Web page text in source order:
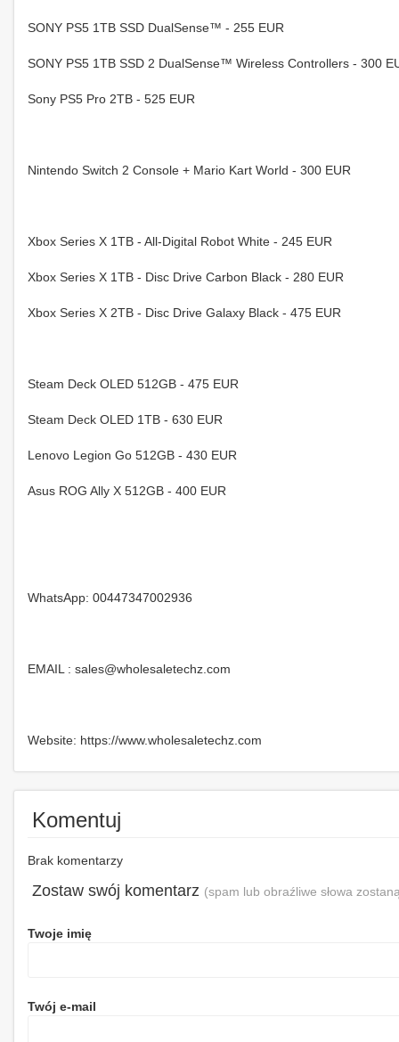
SONY PS5 1TB SSD DualSense™ - 255 EUR
SONY PS5 1TB SSD 2 DualSense™ Wireless Controllers - 300
Sony PS5 Pro 2TB - 525 EUR
Nintendo Switch 2 Console + Mario Kart World - 300 EUR
Xbox Series X 1TB - All-Digital Robot White - 245 EUR
Xbox Series X 1TB - Disc Drive Carbon Black - 280 EUR
Xbox Series X 2TB - Disc Drive Galaxy Black - 475 EUR
Steam Deck OLED 512GB - 475 EUR
Steam Deck OLED 1TB - 630 EUR
Lenovo Legion Go 512GB - 430 EUR
Asus ROG Ally X 512GB - 400 EUR
WhatsApp: 00447347002936
EMAIL : sales@wholesaletechz.com
Website: https://www.wholesaletechz.com
Komentuj
Brak komentarzy
Zostaw swój komentarz (spam lub obraźliwe słowa
Twoje imię
Twój e-mail